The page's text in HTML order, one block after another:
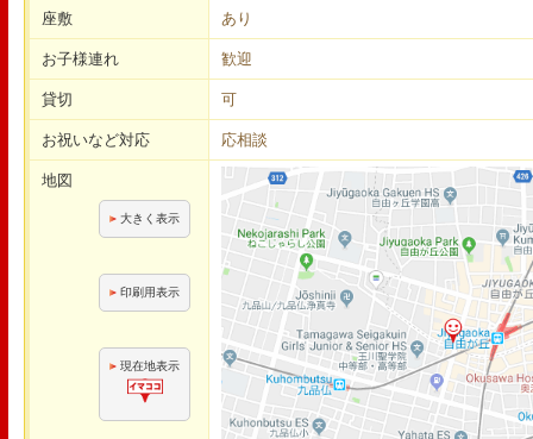
座敷 あり
お子様連れ 歓迎
貸切 可
お祝いなど対応 応相談
地図
大きく表示
印刷用表示
現在地表示